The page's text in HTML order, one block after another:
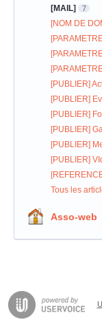
[MAIL] 7
[NOM DE
[PUBLIER]
[PUBLIER]
[PUBLIER]
[PUBLIER]
[PUBLIER]
[PUBLIER]
Tous les
Asso-web